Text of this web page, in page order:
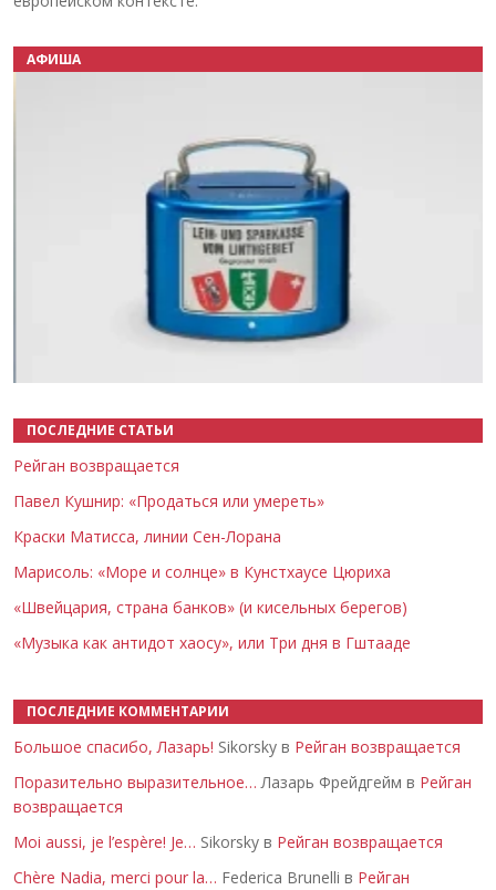
АФИША
ПОСЛЕДНИЕ СТАТЬИ
Рейган возвращается
Павел Кушнир: «Продаться или умереть»
Краски Матисса, линии Сен-Лорана
Марисоль: «Море и солнце» в Кунстхаусе Цюриха
«Швейцария, страна банков» (и кисельных берегов)
«Музыка как антидот хаосу», или Три дня в Гштааде
ПОСЛЕДНИЕ КОММЕНТАРИИ
Большое спасибо, Лазарь! Sikorsky в Рейган возвращается
Поразительно выразительное… Лазарь Фрейдгейм в Рейган
возвращается
Moi aussi, je l’espère! Je… Sikorsky в Рейган возвращается
Chère Nadia, merci pour la… Federica Brunelli в Рейган